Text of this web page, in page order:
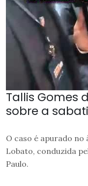
Tallis Gomes
sobre a
O caso é apurado
Lobato, conduzida
Paulo.